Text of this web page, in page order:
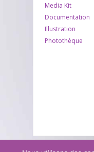
Media Kit
Documentation
Illustration
Photothèque